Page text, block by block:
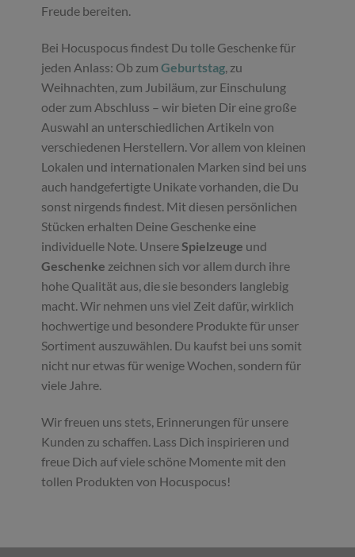
Freude bereiten.
Bei Hocuspocus findest Du tolle Geschenke für
jeden Anlass: Ob zumGeburtstag, zu
Weihnachten, zum Jubiläum, zur Einschulung
oder zum Abschluss – wir bieten Dir eine große
Auswahl an unterschiedlichen Artikeln von
verschiedenen Herstellern. Vor allem von kleinen
Lokalen und internationalen Marken sind bei uns
auch handgefertigte Unikate vorhanden, die Du
sonst nirgends findest. Mit diesen persönlichen
Stücken erhalten Deine Geschenke eine
individuelle Note. UnsereSpielzeuge und
Geschenke zeichnen sich vor allem durch ihre
hohe Qualität aus, die sie besonders langlebig
macht. Wir nehmen uns viel Zeit dafür, wirklich
hochwertige und besondere Produkte für unser
Sortiment auszuwählen. Du kaufst bei uns somit
nicht nur etwas für wenige Wochen, sondern für
viele Jahre.
Wir freuen uns stets, Erinnerungen für unsere
Kunden zu schaffen. Lass Dich inspirieren und
freue Dich auf viele schöne Momente mit den
tollen Produkten von Hocuspocus!